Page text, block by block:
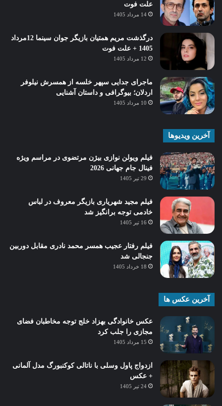
علت فوت
14 مرداد 1405
درگذشت مریم همتیان بازیگر جوان سینما 12مرداد
1405 + علت فوت
12 مرداد 1405
ماجرای جدایی سپهر خلسه از همسرش نیلوفر
اردلان؛ بیوگرافی و داستان آشنایی
10 مرداد 1405
آخرین ویدیوها
فیلم ویولن نوازی بیژن مرتضوی در مراسم ویژه
فینال جام جهانی 2026
29 تیر 1405
فیلم مجید شهریاری بازیگر معروف در لباس
خادمی توجه برانگیز شد
16 تیر 1405
فیلم رفتار عجیب همسر محمد نادری مقابل دوربین
جنجالی شد
18 خرداد 1405
آخرین عکس ها
عکس خانوادگی بهزاد خلج توجه مخاطبان فضای
مجازی را جلب کرد
15 مرداد 1405
ازدواج پاول وسلی با ناتالی کوکنبورگ مدل آلمانی
+ عکس
24 تیر 1405